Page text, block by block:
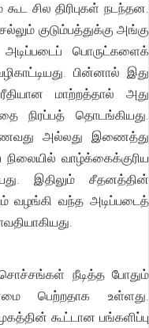
சில திரிபுகள் நடந்தன.
குடும்பத்துக்கு அங்கு
அடிப்படைப் பொருட்களைக்
பின்னால் இது
மாற்றத்தால் அது
நிரப்பத் தொடங்கியது.
அல்லது இணைத்து
நிலையில் வாழ்க்கைக்குரிய
இதிலும் சீதனத்தின்
வழங்கி வந்த அடிப்படைத்
நீடித்த போதும்
பெற்றதாக உள்ளது.
கூட்டான பங்களிப்பு